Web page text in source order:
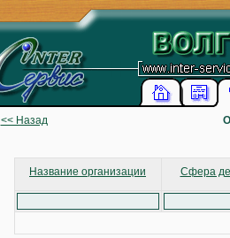
<< Назад
Название организации Сфера